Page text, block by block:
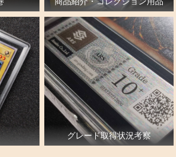
グレード取得状況考察